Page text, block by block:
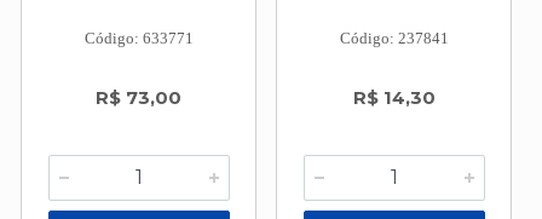
Código: 633771
R$ 73,00
Código: 237841
R$ 14,30